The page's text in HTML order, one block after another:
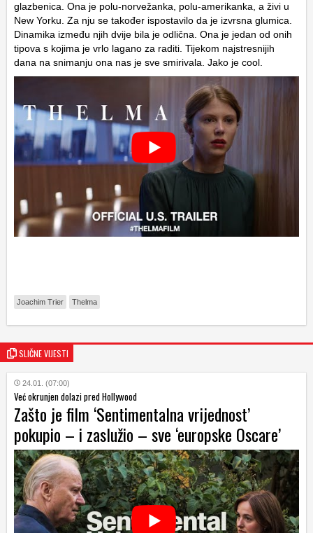
glazbenica. Ona je polu-norvežanka, polu-amerikanka, a živi u
New Yorku. Za nju se također ispostavilo da je izvrsna glumica.
Dinamika između njih dvije bila je odlična. Ona je jedan od onih
tipova s kojima je vrlo lagano za raditi. Tijekom najstresnijih
dana na snimanju ona nas je sve smirivala. Jako je cool.
Joachim Trier Thelma
SLIČNE VIJESTI
24.01. (07:00)
Već okrunjen dolazi pred Hollywood
Zašto je film ‘Sentimentalna vrijednost’
pokupio – i zaslužio – sve ‘europske Oscare’